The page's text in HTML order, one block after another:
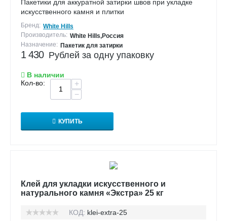
Пакетики для аккуратной затирки швов при укладке
искусственного камня и плитки
Бренд: White Hills
Производитель: White Hills,Россия
Назначение: Пакетик для затирки
1 430 Рублей за одну упаковку
В наличии
Кол-во:
+
−
КУПИТЬ
Клей для укладки искусственного и
натурального камня «Экстра» 25 кг
КОД: klei-extra-25